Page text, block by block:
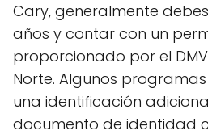
Cary, generalmente
años y contar con un
proporcionado por el
Norte. Algunos
una identificación
documento de identidad